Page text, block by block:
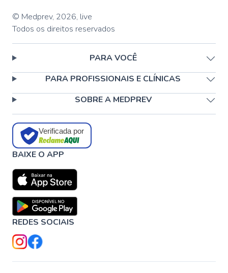
© Medprev, 2026, live
Todos os direitos reservados
PARA VOCÊ
PARA PROFISSIONAIS E CLÍNICAS
SOBRE A MEDPREV
Verificada por
BAIXE O APP
REDES SOCIAIS